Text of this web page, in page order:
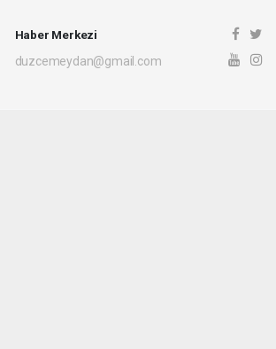
Haber Merkezi
duzcemeydan@gmail.com